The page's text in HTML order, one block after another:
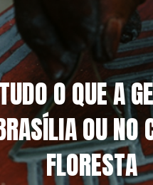
O QUE A
OU NO
FLORESTA